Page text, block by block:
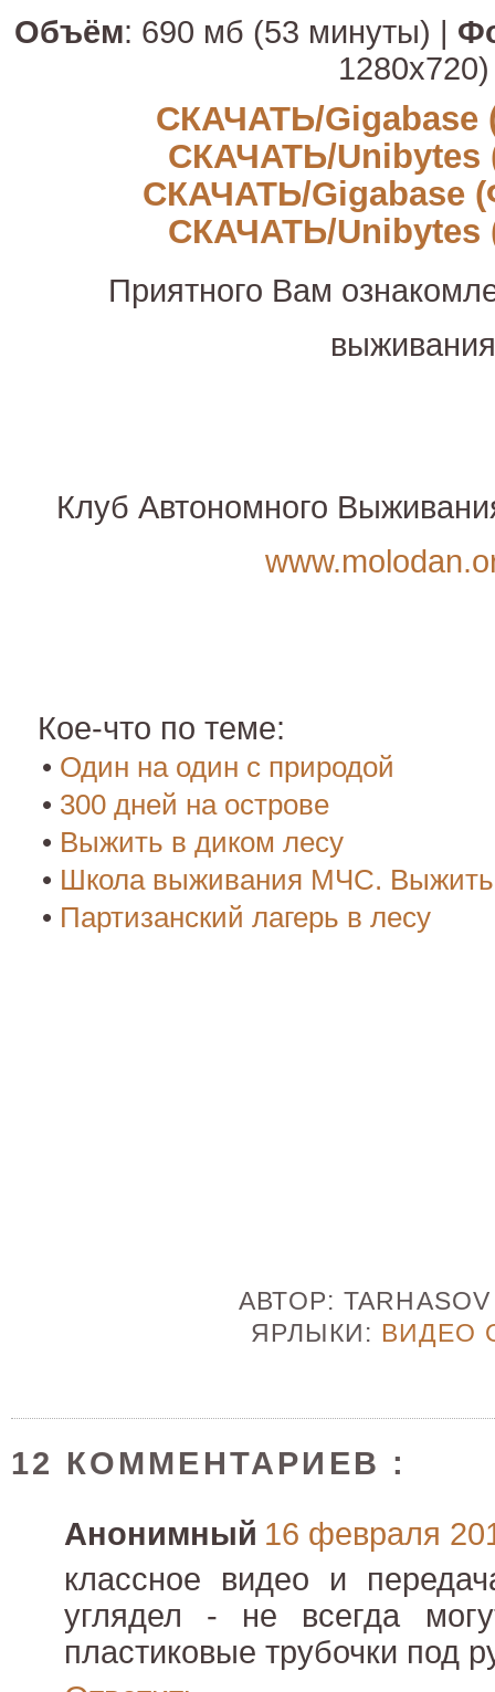
Объём: 690 мб (53 минуты) |
1280x720)
СКАЧАТЬ/Gigabase
СКАЧАТЬ/Unibytes
СКАЧАТЬ/Gigabase
СКАЧАТЬ/Unibytes
Приятного Вам
выживания
Клуб Автономного
Кое-что по теме:
• Один на один с природой
• 300 дней на острове
• Выжить в диком лесу
• Школа выживания МЧС. Выжить
• Партизанский лагерь в лесу
АВТОР:
ЯРЛЫКИ: ВИДЕО
12 КОММЕНТАРИЕВ :
Анонимный 16 февраля
классное видео и
углядел - не вcегда
пластиковые трубочки под